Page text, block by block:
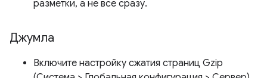
разметки, а не все сразу.
Джумла
Включите настройку сжатия страниц Gzip